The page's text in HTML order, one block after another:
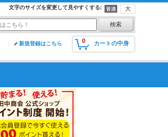
文字のサイズを変更して見やすくする:
0 カートの中身
新規登録はこちら